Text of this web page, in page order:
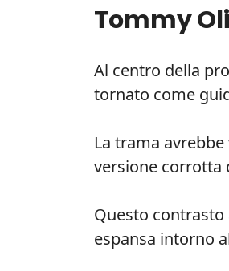
Tommy
Al centro della
tornato come
La trama
versione corrotta
Questo
espansa intorno